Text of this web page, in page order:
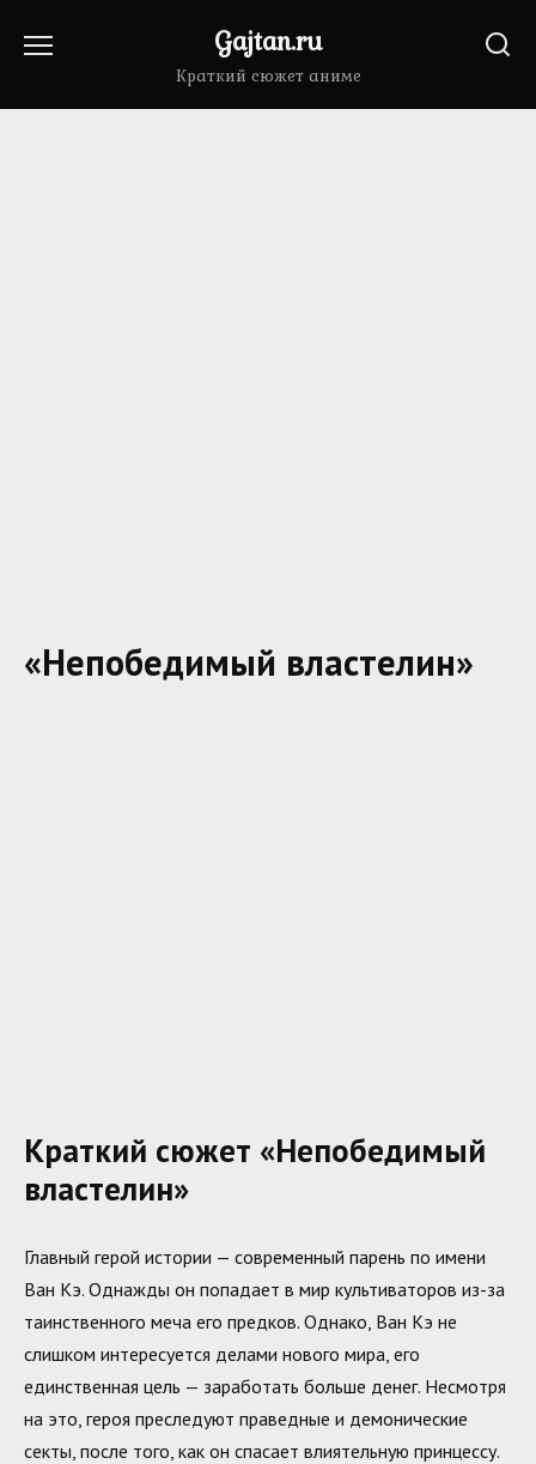
Gajtan.ru
Краткий сюжет аниме
«Непобедимый властелин»
Краткий сюжет «Непобедимый
властелин»
Главный герой истории — современный парень по имени
Ван Кэ. Однажды он попадает в мир культиваторов из-за
таинственного меча его предков. Однако, Ван Кэ не
слишком интересуется делами нового мира, его
единственная цель — заработать больше денег. Несмотря
на это, героя преследуют праведные и демонические
секты, после того, как он спасает влиятельную принцессу.